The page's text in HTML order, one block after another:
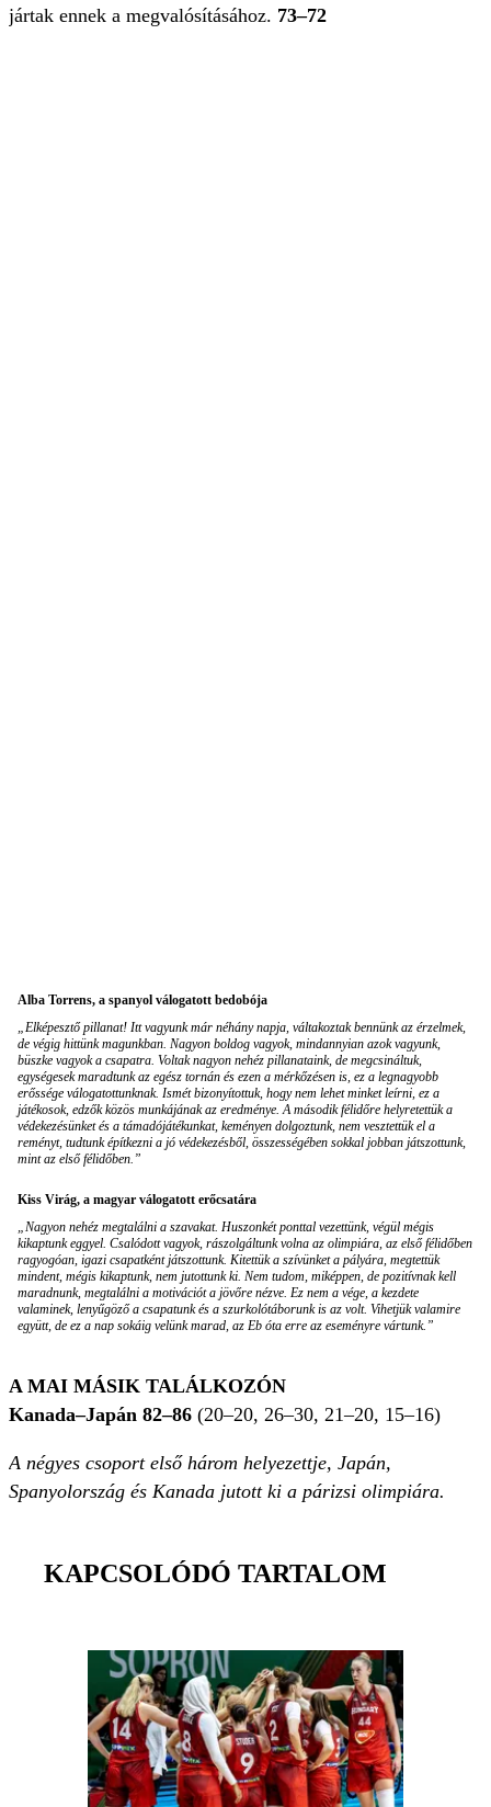
jártak ennek a megvalósításához. 73–72
Alba Torrens, a spanyol válogatott bedobója
„Elképesztő pillanat! Itt vagyunk már néhány napja, váltakoztak bennünk az érzelmek,
de végig hittünk magunkban. Nagyon boldog vagyok, mindannyian azok vagyunk,
büszke vagyok a csapatra. Voltak nagyon nehéz pillanataink, de megcsináltuk,
egységesek maradtunk az egész tornán és ezen a mérkőzésen is, ez a legnagyobb
erőssége válogatottunknak. Ismét bizonyítottuk, hogy nem lehet minket leírni, ez a
játékosok, edzők közös munkájának az eredménye. A második félidőre helyretettük a
védekezésünket és a támadójátékunkat, keményen dolgoztunk, nem vesztettük el a
reményt, tudtunk építkezni a jó védekezésből, összességében sokkal jobban játszottunk,
mint az első félidőben.”
Kiss Virág, a magyar válogatott erőcsatára
„Nagyon nehéz megtalálni a szavakat. Huszonkét ponttal vezettünk, végül mégis
kikaptunk eggyel. Csalódott vagyok, rászolgáltunk volna az olimpiára, az első félidőben
ragyogóan, igazi csapatként játszottunk. Kitettük a szívünket a pályára, megtettük
mindent, mégis kikaptunk, nem jutottunk ki. Nem tudom, miképpen, de pozitívnak kell
maradnunk, megtalálni a motivációt a jövőre nézve. Ez nem a vége, a kezdete
valaminek, lenyűgöző a csapatunk és a szurkolótáborunk is az volt. Vihetjük valamire
együtt, de ez a nap sokáig velünk marad, az Eb óta erre az eseményre vártunk.”
A MAI MÁSIK TALÁLKOZÓN
Kanada–Japán 82–86 (20–20, 26–30, 21–20, 15–16)
A négyes csoport első három helyezettje, Japán,
Spanyolország és Kanada jutott ki a párizsi olimpiára.
KAPCSOLÓDÓ TARTALOM